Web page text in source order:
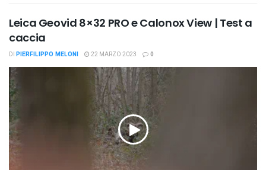
Leica Geovid 8×32 PRO e Calonox View | Test a
caccia
DI PIERFILIPPO MELONI 22 MARZO 2023 0